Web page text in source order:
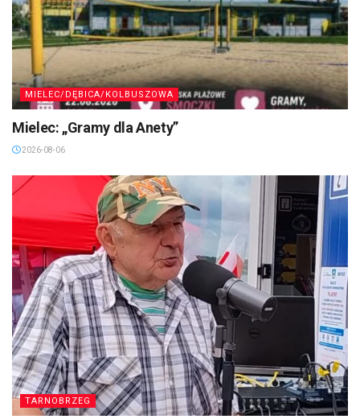
MIELEC/DĘBICA/KOLBUSZOWA
Mielec: „Gramy dla Anety”
2026-08-06
TARNOBRZEG